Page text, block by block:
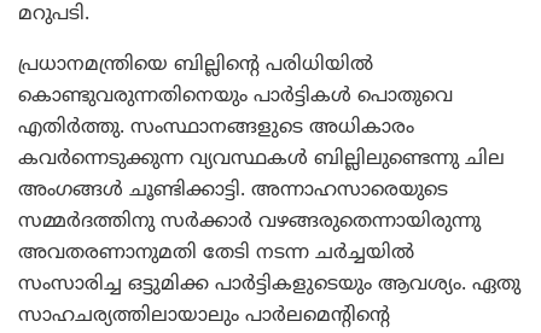
മറുപടി.
പ്രധാനമന്ത്രിയെ ബില്ലിന്റെ പരിധിയില്‍
കൊണ്ടുവരുന്നതിനെയും പാര്‍ട്ടികള്‍ പൊതുവെ
എതിര്‍ത്തു. സംസ്ഥാനങ്ങളുടെ അധികാരം
കവര്‍ന്നെടുക്കുന്ന വ്യവസ്ഥകള്‍ ബില്ലിലുണ്ടെന്നു ചില
അംഗങ്ങള്‍ ചൂണ്ടിക്കാട്ടി. അന്നാഹസാരെയുടെ
സമ്മര്‍ദത്തിനു സര്‍ക്കാര്‍ വഴങ്ങരുതെന്നായിരുന്നു
അവതരണാനുമതി തേടി നടന്ന ചര്‍ച്ചയില്‍
സംസാരിച്ച ഒട്ടുമിക്ക പാര്‍ട്ടികളുടെയും ആവശ്യം. ഏതു
സാഹചര്യത്തിലായാലും പാര്‍ലമെന്റിന്റെ